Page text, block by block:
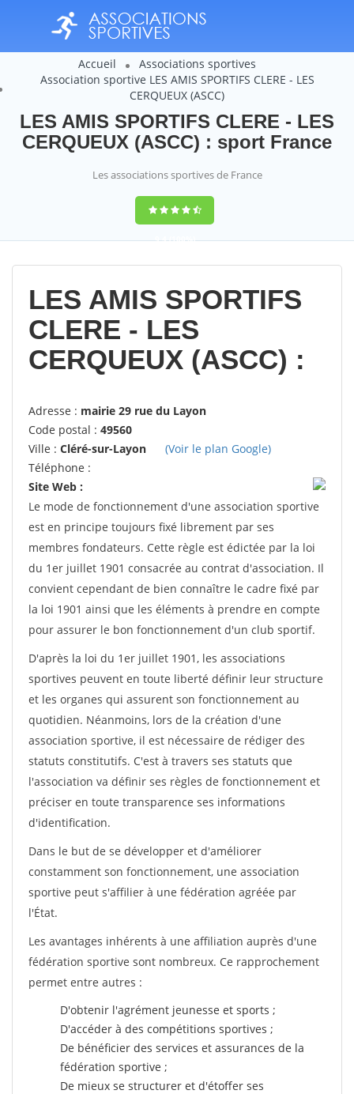
Accueil
Associations sportives
Association sportive LES AMIS SPORTIFS CLERE - LES
CERQUEUX (ASCC)
LES AMIS SPORTIFS CLERE - LES
CERQUEUX (ASCC) : sport France
Les associations sportives de France
9,4(100%)
14358votes
LES AMIS SPORTIFS
CLERE - LES
CERQUEUX (ASCC) :
Adresse : mairie 29 rue du Layon
Code postal : 49560
Ville : Cléré-sur-Layon
(Voir le plan Google)
Téléphone :
Site Web :
Le mode de fonctionnement d'une association sportive
est en principe toujours fixé librement par ses
membres fondateurs. Cette règle est édictée par la loi
du 1er juillet 1901 consacrée au contrat d'association. Il
convient cependant de bien connaître le cadre fixé par
la loi 1901 ainsi que les éléments à prendre en compte
pour assurer le bon fonctionnement d'un club sportif.
D'après la loi du 1er juillet 1901, les associations
sportives peuvent en toute liberté définir leur structure
et les organes qui assurent son fonctionnement au
quotidien. Néanmoins, lors de la création d'une
association sportive, il est nécessaire de rédiger des
statuts constitutifs. C'est à travers ses statuts que
l'association va définir ses règles de fonctionnement et
préciser en toute transparence ses informations
d'identification.
Dans le but de se développer et d'améliorer
constamment son fonctionnement, une association
sportive peut s'affilier à une fédération agréée par
l'État.
Les avantages inhérents à une affiliation auprès d'une
fédération sportive sont nombreux. Ce rapprochement
permet entre autres :
D'obtenir l'agrément jeunesse et sports ;
D'accéder à des compétitions sportives ;
De bénéficier des services et assurances de la
fédération sportive ;
De mieux se structurer et d'étoffer ses